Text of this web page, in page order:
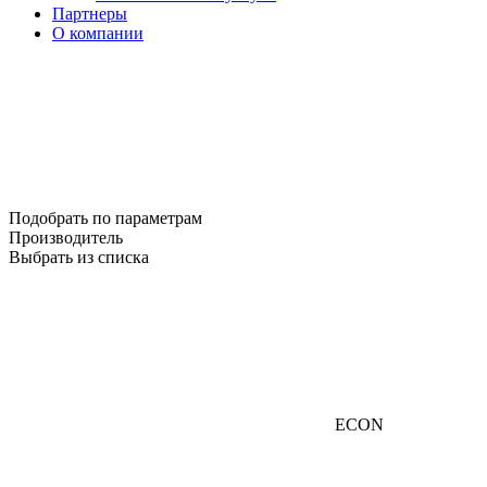
Партнеры
О компании
Подобрать по параметрам
Производитель
Выбрать из списка
ECON